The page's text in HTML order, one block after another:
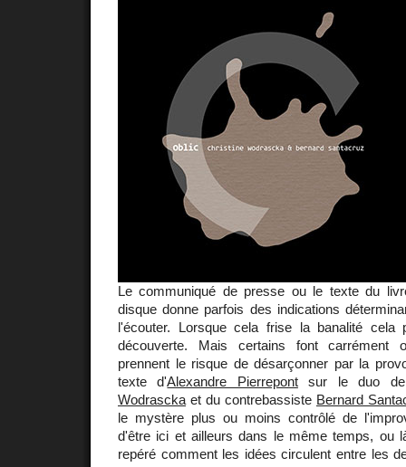
Le communiqué de presse ou le texte du
disque donne parfois des indications
l'écouter. Lorsque cela frise la banalité
découverte. Mais certains font carrément
prennent le risque de désarçonner par la
texte d'Alexandre Pierrepontsur le duo
Wodrascka et du contrebassiste Bernard
le mystère plus ou moins contrôlé de
d'être ici et ailleurs dans le même temps, ou
repéré comment les idées circulent entre les